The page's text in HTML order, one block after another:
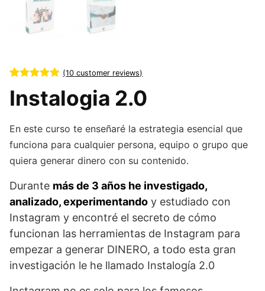
out of 5
based on
ratings
(10 customer reviews)
Instalogia 2.0
En este curso te enseñaré la estrategia esencial que
funciona para cualquier persona, equipo o grupo que
quiera generar dinero con su contenido.
Durante más de 3 años he investigado,
analizado, experimentando y estudiado con
Instagram y encontré el secreto de cómo
funcionan las herramientas de Instagram para
empezar a generar DINERO, a todo esta gran
investigación le he llamado Instalogía 2.0